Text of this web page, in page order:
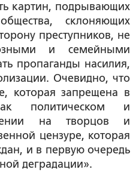
картин, подрывающих
склоняющих
преступников, не
и семейными
пропаганды насилия,
Очевидно, что
которая запрещена в
политическом и
на творцов и
цензуре, которая
и в первую очередь
деградации».